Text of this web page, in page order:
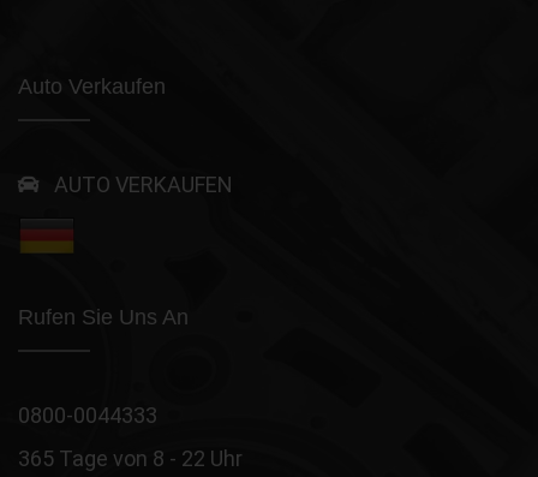
Auto Verkaufen
AUTO VERKAUFEN
Rufen Sie Uns An
0800-0044333
365 Tage von 8 - 22 Uhr